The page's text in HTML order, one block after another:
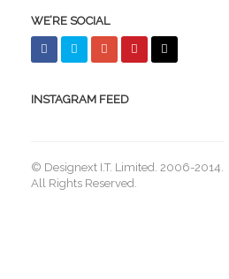
WE’RE SOCIAL
INSTAGRAM FEED
© Designext I.T. Limited. 2006-2014.
All Rights Reserved.